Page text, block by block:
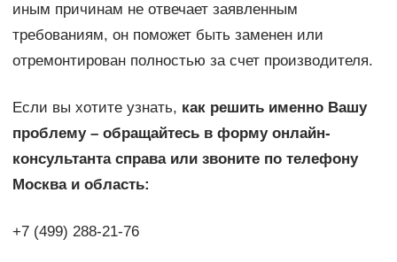
иным причинам не отвечает заявленным
требованиям, он поможет быть заменен или
отремонтирован полностью за счет производителя.
Если вы хотите узнать, как решить именно Вашу
проблему – обращайтесь в форму онлайн-
консультанта справа или звоните по телефону
Москва и область:
+7 (499) 288-21-76